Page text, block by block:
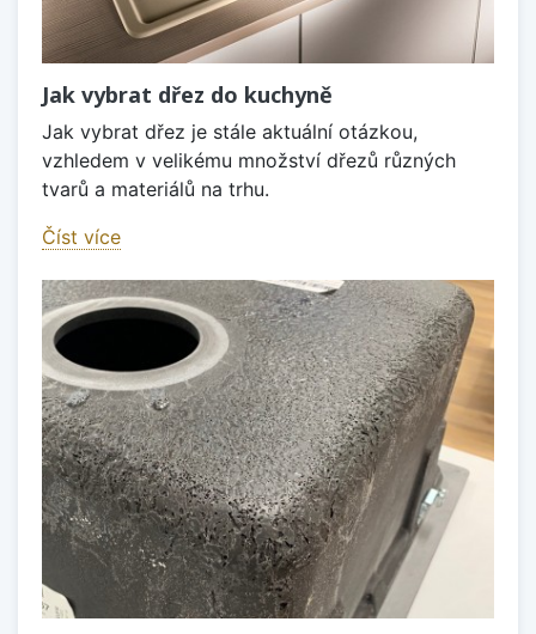
Jak vybrat dřez do kuchyně
Jak vybrat dřez je stále aktuální otázkou,
vzhledem v velikému množství dřezů různých
tvarů a materiálů na trhu.
Číst více